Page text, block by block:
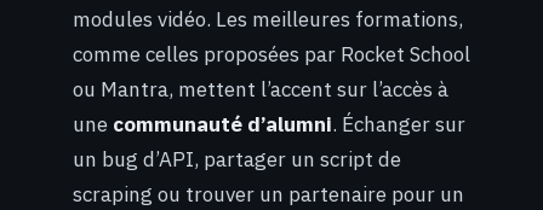
modules vidéo. Les meilleures formations,
comme celles proposées par Rocket School
ou Mantra, mettent l’accent sur l’accès à
une communauté d’alumni. Échanger sur
un bug d’API, partager un script de
scraping ou trouver un partenaire pour un